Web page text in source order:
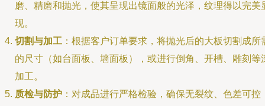
磨、精磨和抛光，使其呈现出镜面般的光泽，纹理得以完美
现。
切割与加工 ：根据客户订单要求，将抛光后的大板切割成所
的尺寸（如台面板、墙面板），或进行倒角、开槽、雕刻等
加工。
质检与防护 ：对成品进行严格检验，确保无裂纹、色差可控